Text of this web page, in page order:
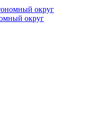
округ
округ